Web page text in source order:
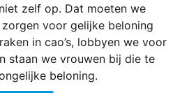
zelf op. Dat moeten we
zorgen voor gelijke beloning
in cao’s, lobbyen we voor
staan we vrouwen bij die te
beloning.